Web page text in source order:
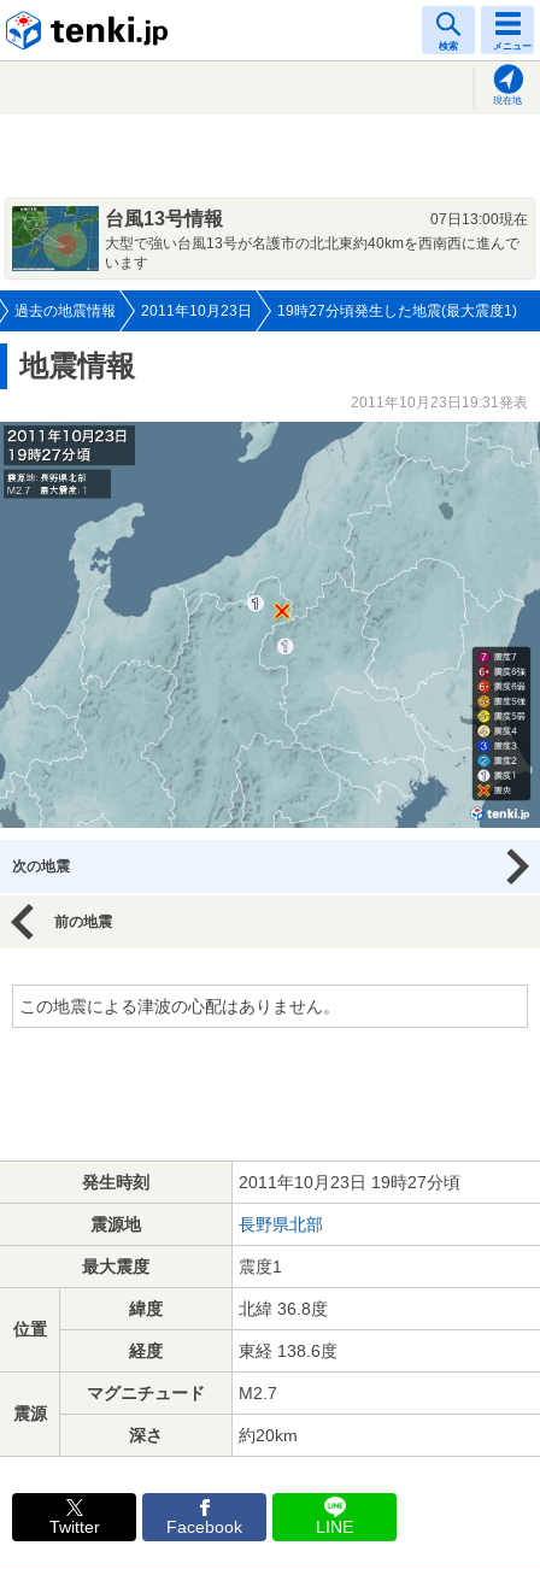
検索 メニュー
現在地
台風13号情報
07日13:00現在
大型で強い台風13号が名護市の北北東約40kmを西南西に進んで
います
過去の地震情報 2011年10月23日 19時27分頃発生した地震(最大震度1)
地震情報
2011年10月23日19:31発表
次の地震
前の地震
この地震による津波の心配はありません。
発生時刻 2011年10月23日 19時27分頃
震源地 長野県北部
最大震度 震度1
位置
緯度 北緯 36.8度
経度 東経 138.6度
震源
マグニチュード M2.7
深さ 約20km
Twitter Facebook LINE